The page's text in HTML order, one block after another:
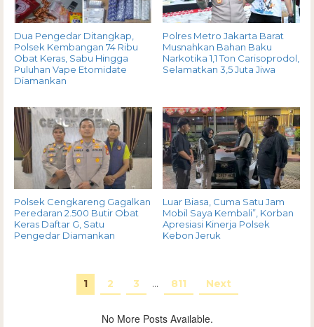
Dua Pengedar Ditangkap,
Polsek Kembangan 74 Ribu
Obat Keras, Sabu Hingga
Puluhan Vape Etomidate
Diamankan
Polres Metro Jakarta Barat
Musnahkan Bahan Baku
Narkotika 1,1 Ton Carisoprodol,
Selamatkan 3,5 Juta Jiwa
Polsek Cengkareng Gagalkan
Peredaran 2.500 Butir Obat
Keras Daftar G, Satu
Pengedar Diamankan
Luar Biasa, Cuma Satu Jam
Mobil Saya Kembali”, Korban
Apresiasi Kinerja Polsek
Kebon Jeruk
1 2 3 … 811 Next
No More Posts Available.